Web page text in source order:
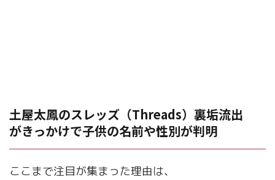
土屋太鳳のスレッズ（Threads）裏垢流出
がきっかけで子供の名前や性別が判明
ここまで注目が集まった理由は、